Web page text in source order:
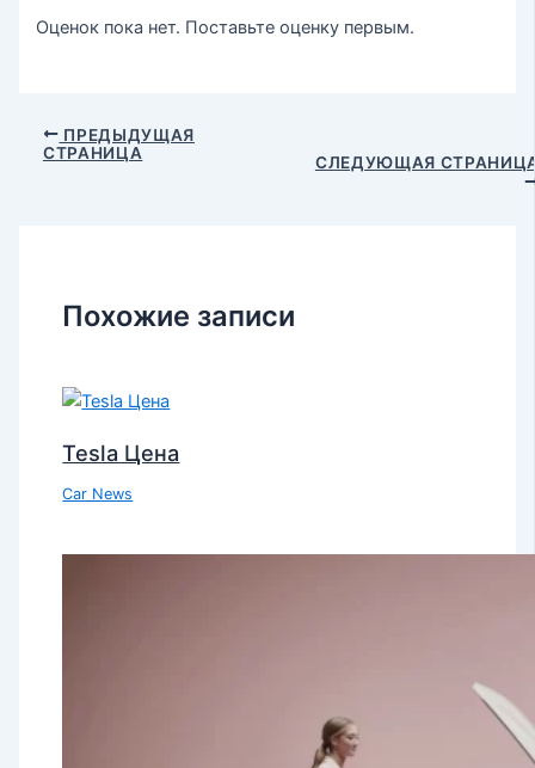
Оценок пока нет. Поставьте оценку первым.
ПРЕДЫДУЩАЯ
СТРАНИЦА
СЛЕДУЮЩАЯ
Похожие записи
Tesla Цена
Car News